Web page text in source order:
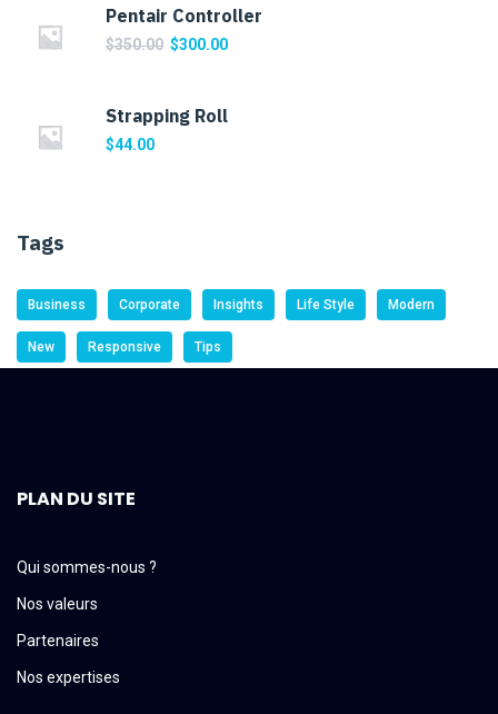
Pentair Controller
$350.00 $300.00
Strapping Roll
$44.00
Tags
Business Corporate Insights Life Style Modern
New Responsive Tips
PLAN DU SITE
Qui sommes-nous ?
Nos valeurs
Partenaires
Nos expertises